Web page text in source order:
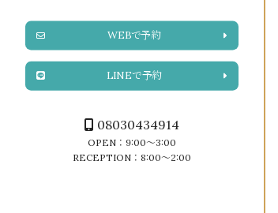
WEBで予約
LINEで予約
08030434914
OPEN：9:00～3:00
RECEPTION：8:00～2:00